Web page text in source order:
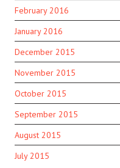
February 2016
January 2016
December 2015
November 2015
October 2015
September 2015
August 2015
July 2015